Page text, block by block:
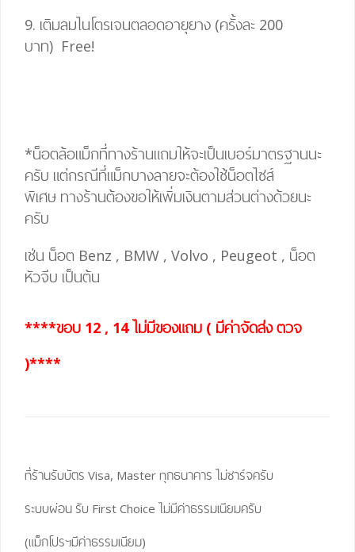
9. เติมลมไนโตรเจนตลอดอายุยาง (ครั้งละ 200
บาท) Free!
*น็อตล้อแม็กที่ทางร้านแถมให้จะเป็นเบอร์มาตรฐานนะ
ครับ แต่กรณีที่แม็กบางลายจะต้องใช้น็อตไซส์
พิเศษ ทางร้านต้องขอให้เพิ่มเงินตามส่วนต่างด้วยนะ
ครับ
เช่น น็อต Benz , BMW , Volvo , Peugeot , น็อต
หัวจีบ เป็นต้น
****ขอบ 12 , 14 ไม่มีของแถม ( มีค่าจัดส่ง ตวจ
)****
ที่ร้านรับบัตร Visa, Master ทุกธนาคาร ไม่ชาร์จครับ
ระบบผ่อน รับ First Choice ไม่มีค่าธรรมเนียมครับ
(แม็กโปรฯมีค่าธรรมเนียม)